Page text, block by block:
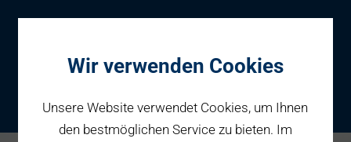
Wir verwenden Cookies
Unsere Website verwendet Cookies, um Ihnen
den bestmöglichen Service zu bieten. Im